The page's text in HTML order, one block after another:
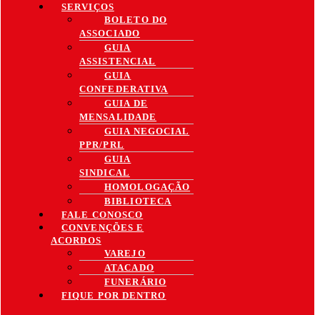
SERVIÇOS
BOLETO DO
ASSOCIADO
GUIA
ASSISTENCIAL
GUIA
CONFEDERATIVA
GUIA DE
MENSALIDADE
GUIA NEGOCIAL
PPR/PRL
GUIA
SINDICAL
HOMOLOGAÇÃO
BIBLIOTECA
FALE CONOSCO
CONVENÇÕES E
ACORDOS
VAREJO
ATACADO
FUNERÁRIO
FIQUE POR DENTRO